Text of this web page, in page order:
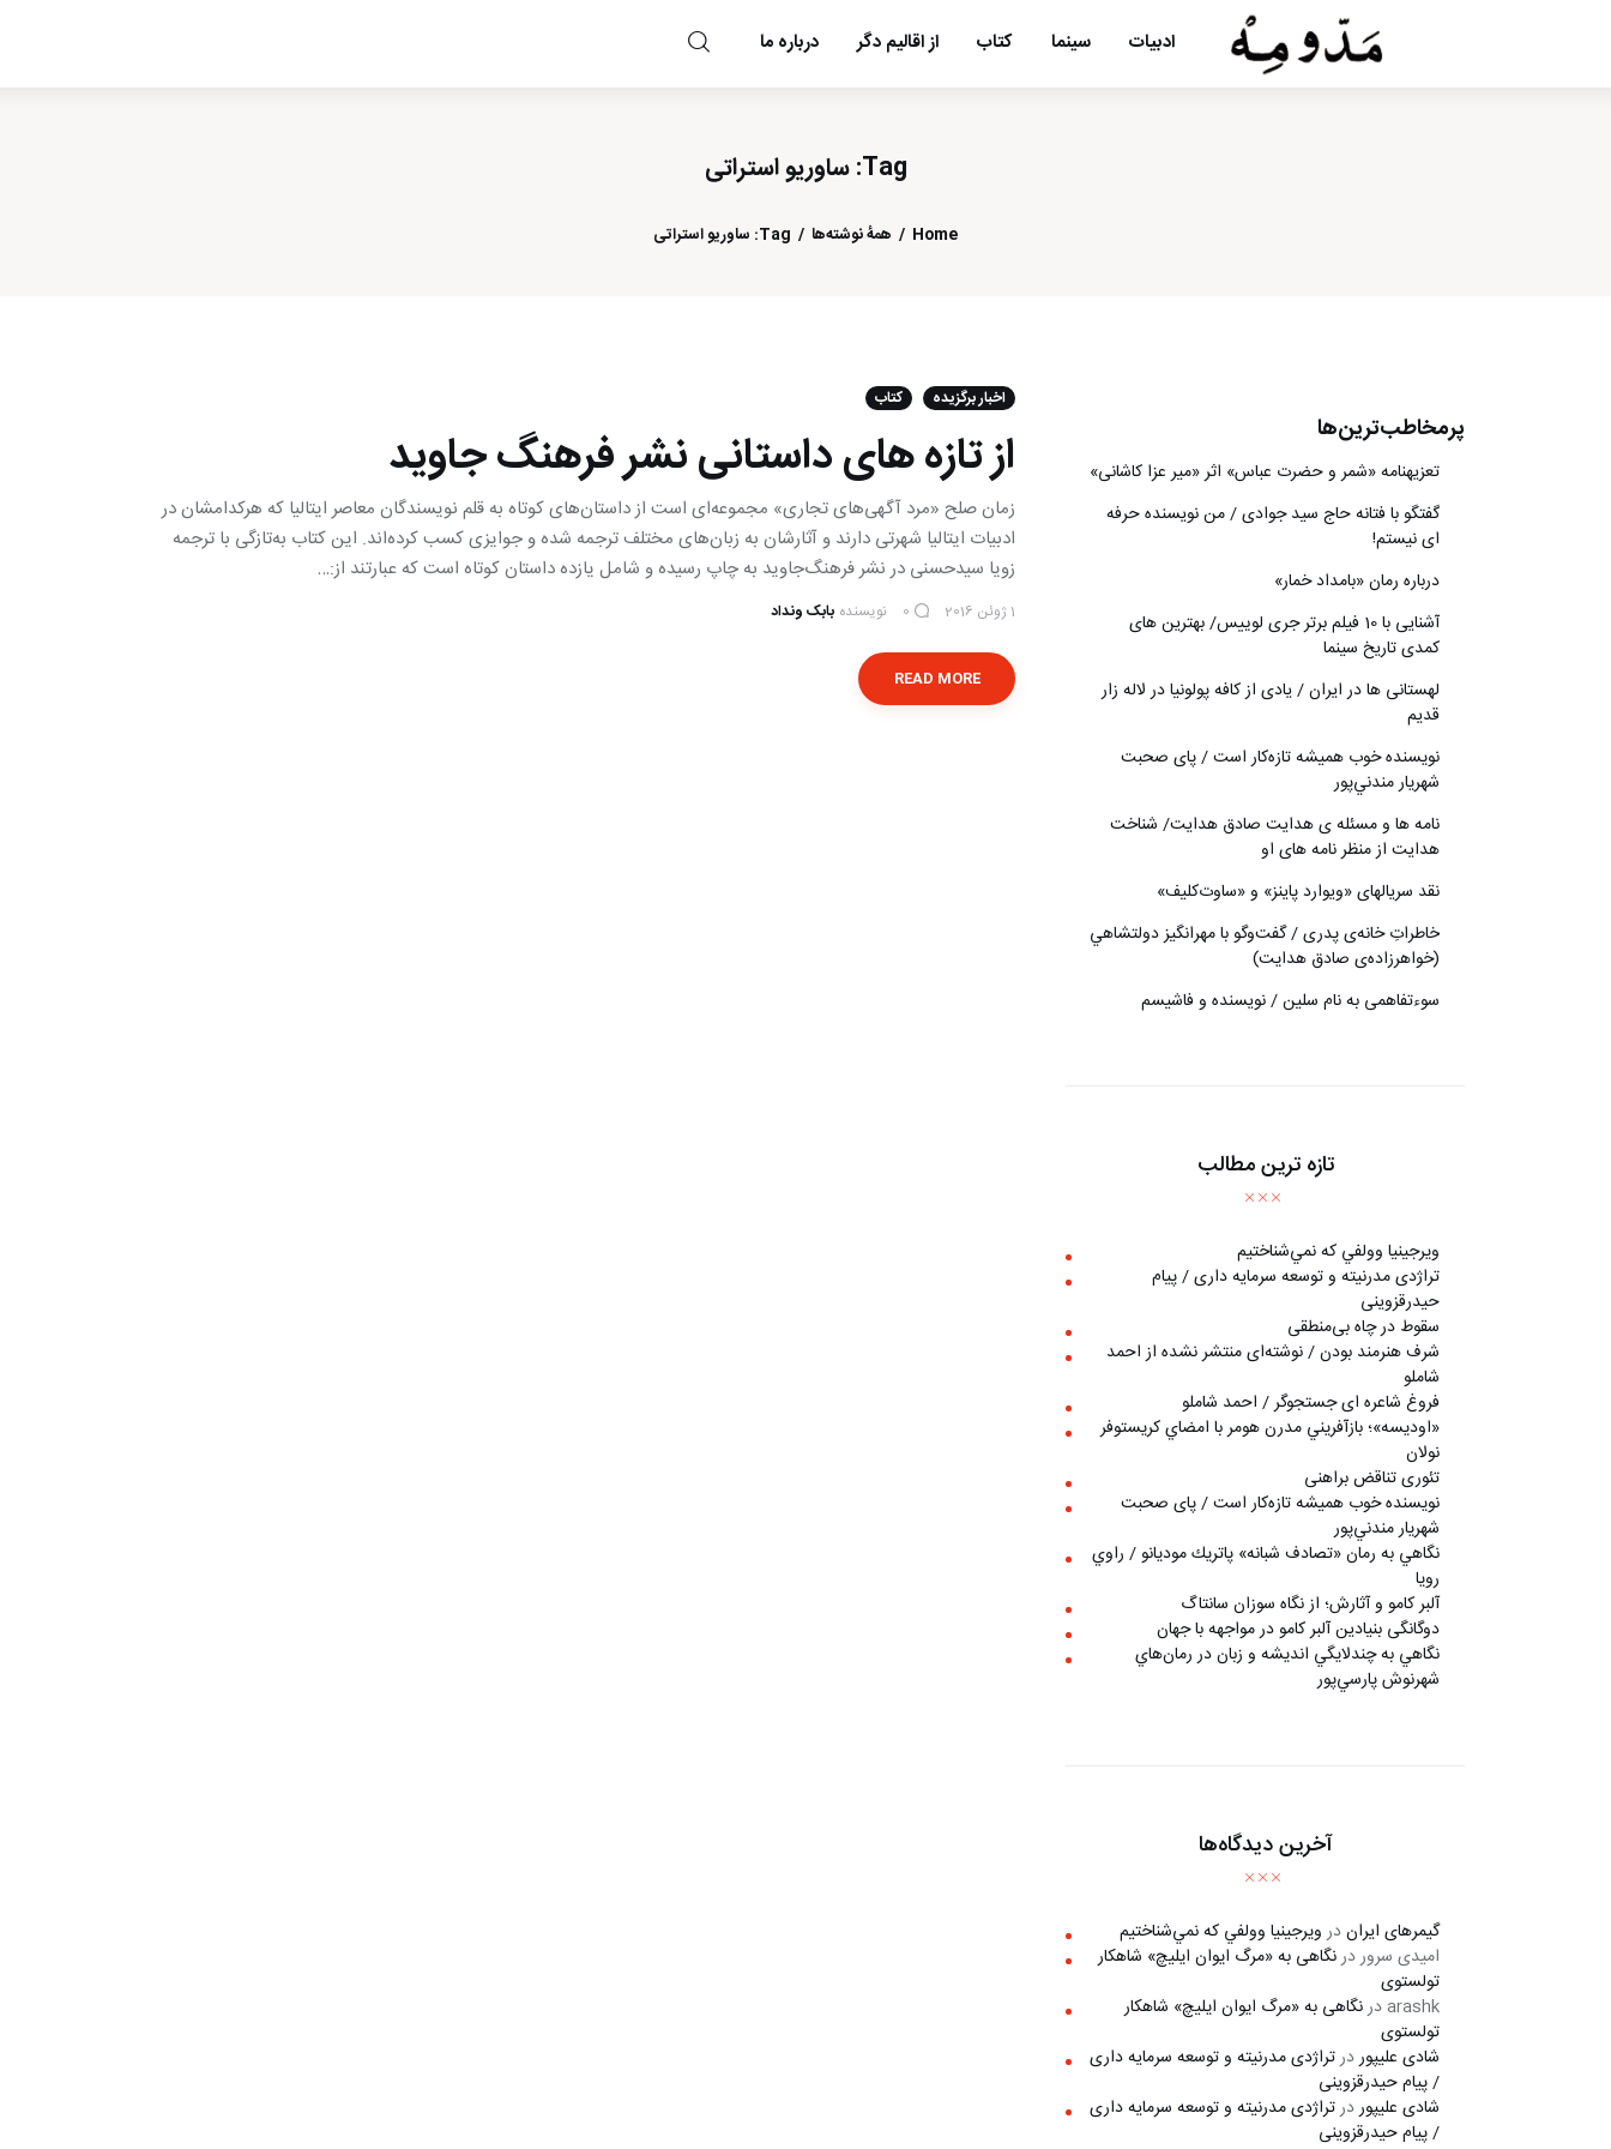
ادبیات سینما کتاب از اقالیم دگر درباره ما
Tag: ساوریو استراتی
Home همهٔ نوشته‌ها Tag: ساوریو استراتی
اخبار برگزیده کتاب
از تازه های داستانی نشر فرهنگ جاوید
زمان صلح «مرد آگهی‌های تجاری» مجموعه‌ای است از داستان‌های کوتاه به قلم نویسندگان معاصر ایتالیا که هرکدامشان در
ادبیات ایتالیا شهرتی دارند و آثارشان به زبان‌های مختلف ترجمه شده و جوایزی کسب کرده‌اند. این کتاب به‌تازگی با ترجمه
زویا سیدحسنی در نشر فرهنگ‌جاوید به چاپ رسیده و شامل یازده داستان کوتاه است که عبارتند از:…
1 ژوئن 2016 0 نویسنده بابک ونداد
READ MORE
پرمخاطب‌ترین‌ها
تعزیه‎نامه‏ «شمر و حضرت عباس» اثر «میر عزا کاشانی»
گفتگو با فتانه حاج سید جوادی / من نویسنده حرفه
ای نیستم!
درباره رمان «بامداد خمار»
آشنایی با 10 فیلم برتر جری لوییس/ بهترین های
کمدی تاریخ سینما
لهستانی ها در ایران / یادی از کافه پولونیا در لاله زار
قدیم
نويسنده خوب هميشه تازه‌كار است / پای صحبت
شهريار مندني‌پور
نامه ها و مسئله ی هدایت صادق هدایت/ شناخت
هدایت از منظر نامه های او
نقد سریالهای «ویوارد پاینز» و «ساوت‌کلیف»
خاطراتِ خانه‌ی پدری / گفت‌وگو با مهرانگيز دولتشاهي
(خواهرزاده‌ی صادق هدايت)
سوءتفاهمی به نام سلین / نویسنده و فاشیسم
تازه ترین مطالب
ويرجينيا وولفي كه نمي‌شناختيم
تراژدی مدرنیته و توسعه سرمایه داری / پیام
حیدرقزوینی
سقوط در چاه بی‌منطقی
شرف هنرمند بودن / نوشته‌ای منتشر نشده از احمد
شاملو
فروغ شاعره ای جستجوگر / احمد شاملو
«اوديسه»؛ بازآفريني مدرن هومر با امضاي كريستوفر
نولان
تئوری تناقض براهنی
نويسنده خوب هميشه تازه‌كار است / پای صحبت
شهريار مندني‌پور
نگاهي به رمان «تصادف شبانه» پاتريك موديانو / راوي
رويا
آلبر کامو و آثارش؛ از نگاه سوزان سانتاگ
دوگانگی بنیادین آلبر کامو در مواجهه با جهان
نگاهي به چندلايگي انديشه و زبان در رمان‌هاي
شهرنوش پارسي‌پور
آخرین دیدگاه‌ها
گیمرهای ایراندرويرجينيا وولفي كه نمي‌شناختيم
امیدی سروردرنگاهی به «مرگ ايوان ايليچ» شاهکار
تولستوی
arashkدرنگاهی به «مرگ ايوان ايليچ» شاهکار
تولستوی
شادی علیپوردرتراژدی مدرنیته و توسعه سرمایه داری
/ پیام حیدرقزوینی
شادی علیپوردرتراژدی مدرنیته و توسعه سرمایه داری
/ پیام حیدرقزوینی